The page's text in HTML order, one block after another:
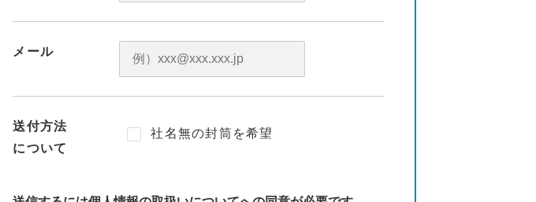
メール
送付方法
について
社名無の封筒を希望